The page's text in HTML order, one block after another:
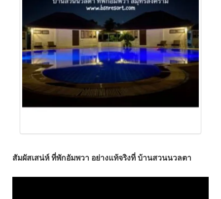
สัมผัสเสน่ห์ ที่พักอัมพวา อย่างแท้จริงที่ บ้านสวนนวลตา